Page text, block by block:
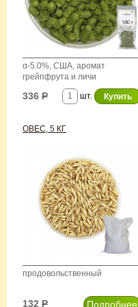
α-5.0%, США, аромат
грейпфрута и личи
шт.
336 Р
ОВЕС, 5 КГ
продовольственный
Подробнее
132 Р